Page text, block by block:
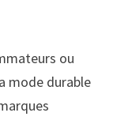
ou
mode durable